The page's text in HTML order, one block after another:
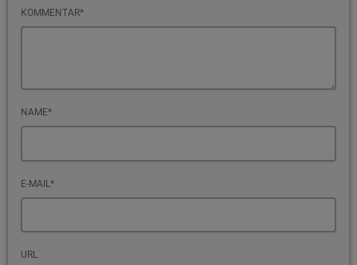
KOMMENTAR*
NAME*
E-MAIL*
URL